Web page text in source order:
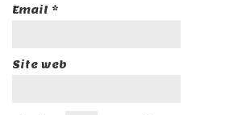
Email *
Site web